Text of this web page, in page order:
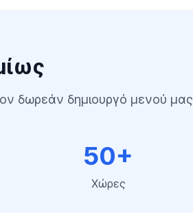
δωρεάν δημιουργό μενού μας
50+
Χώρες